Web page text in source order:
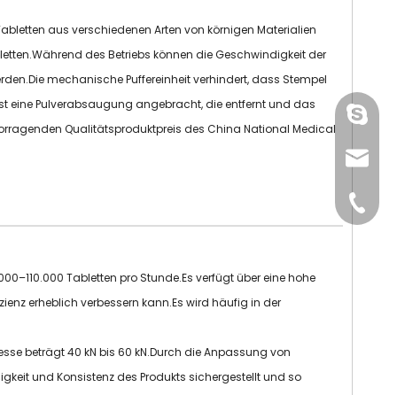
aus verschiedenen Arten von körnigen Materialien
des Betriebs können die Geschwindigkeit der
mechanische Puffereinheit verhindert, dass Stempel
eine Pulverabsaugung angebracht, die entfernt und das
Qualitätsproduktpreis des China National Medical
Tabletten pro Stunde.Es verfügt über eine hohe
erheblich verbessern kann.Es wird häufig in der
beträgt 40 kN bis 60 kN.Durch die Anpassung von
und Konsistenz des Produkts sichergestellt und so
+86-